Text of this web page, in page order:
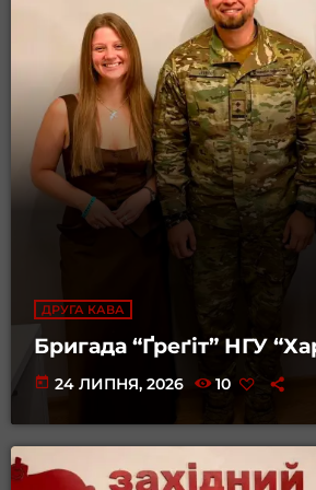
ДРУГА КАВА
Бригада “Ґреґіт” НГУ
today 24 ЛИПНЯ, 2026 10